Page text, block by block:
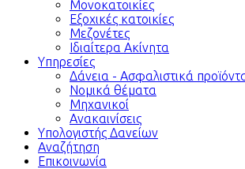
Μονοκατοικίες
Εξοχικές κατοικίες
Μεζονέτες
Ιδιαίτερα Ακίνητα
Υπηρεσίες
Δάνεια - Ασφαλιστικά
Νομικά θέματα
Μηχανικοί
Ανακαινίσεις
Υπολογιστής Δανείων
Αναζήτηση
Επικοινωνία